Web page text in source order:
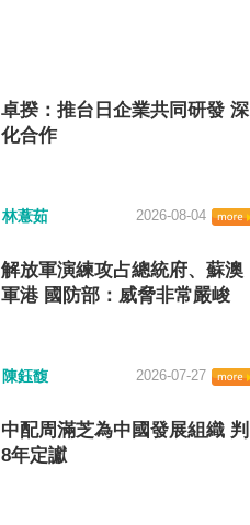
卓揆：推台日企業共同研發 深
化合作
林薏茹 2026-08-04
解放軍演練攻占總統府、蘇澳
軍港 國防部：威脅非常嚴峻
陳鈺馥 2026-07-27
中配周滿芝為中國發展組織 判
8年定讞